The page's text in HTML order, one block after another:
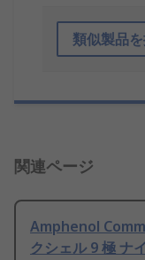
類似製品
関連ページ
Amphenol
クシェル 9 極 ナ